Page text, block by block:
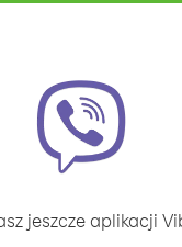
jeszcze aplikacji